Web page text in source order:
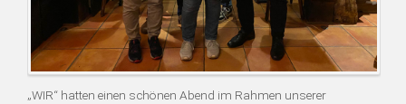
„WIR“ hatten einen schönen Abend im Rahmen unserer